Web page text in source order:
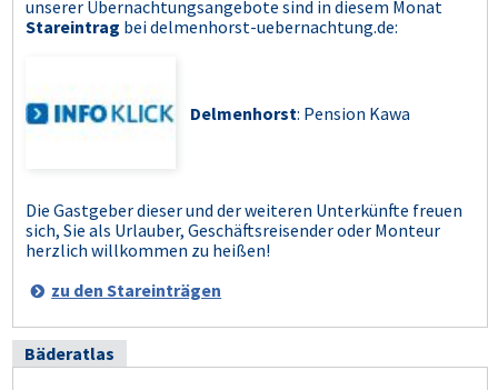
unserer Übernachtungsangebote sind in diesem Monat
Stareintrag beidelmenhorst-uebernachtung.de:
Delmenhorst: Pension Kawa
Die Gastgeber dieser und der weiteren Unterkünfte freuen
sich, Sie als Urlauber, Geschäftsreisender oder Monteur
herzlich willkommen zu heißen!
zu den Stareinträgen
Bäderatlas